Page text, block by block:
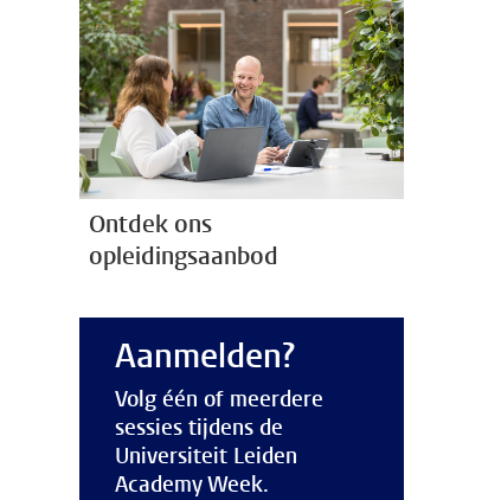
Ontdek ons
opleidingsaanbod
Aanmelden?
Volg één of meerdere
sessies tijdens de
Universiteit Leiden
Academy Week.